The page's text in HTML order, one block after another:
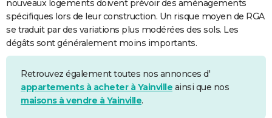
nouveaux logements doivent prévoir des aménagements
spécifiques lors de leur construction. Un risque moyen de RGA
se traduit par des variations plus modérées des sols. Les
dégâts sont généralement moins importants.
Retrouvez également toutes nos annonces d'
appartements à acheter à Yainville ainsi que nos
maisons à vendre à Yainville.